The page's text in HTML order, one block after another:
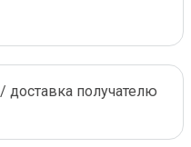
получателю